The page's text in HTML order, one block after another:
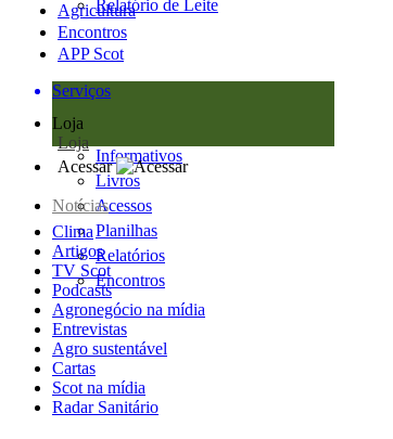
Relatório de Leite
Agricultura
Encontros
APP Scot
Serviços
Loja
Loja
Informativos
Livros
Acessos
Planilhas
Relatórios
Encontros
Acessar
Notícias
Clima
Artigos
TV Scot
Podcasts
Agronegócio na mídia
Entrevistas
Agro sustentável
Cartas
Scot na mídia
Radar Sanitário